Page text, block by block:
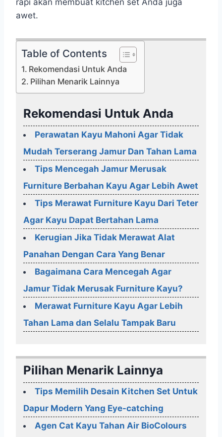
rapi akan membuat kitchen set Anda juga
awet.
Table of Contents
Rekomendasi Untuk Anda
Pilihan Menarik Lainnya
Rekomendasi Untuk Anda
Perawatan Kayu Mahoni Agar Tidak
Mudah Terserang Jamur Dan Tahan Lama
Tips Mencegah Jamur Merusak
Furniture Berbahan Kayu Agar Lebih Awet
Tips Merawat Furniture Kayu Dari Teter
Agar Kayu Dapat Bertahan Lama
Kerugian Jika Tidak Merawat Alat
Panahan Dengan Cara Yang Benar
Bagaimana Cara Mencegah Agar
Jamur Tidak Merusak Furniture Kayu?
Merawat Furniture Kayu Agar Lebih
Tahan Lama dan Selalu Tampak Baru
Pilihan Menarik Lainnya
Tips Memilih Desain Kitchen Set Untuk
Dapur Modern Yang Eye-catching
Agen Cat Kayu Tahan Air BioColours